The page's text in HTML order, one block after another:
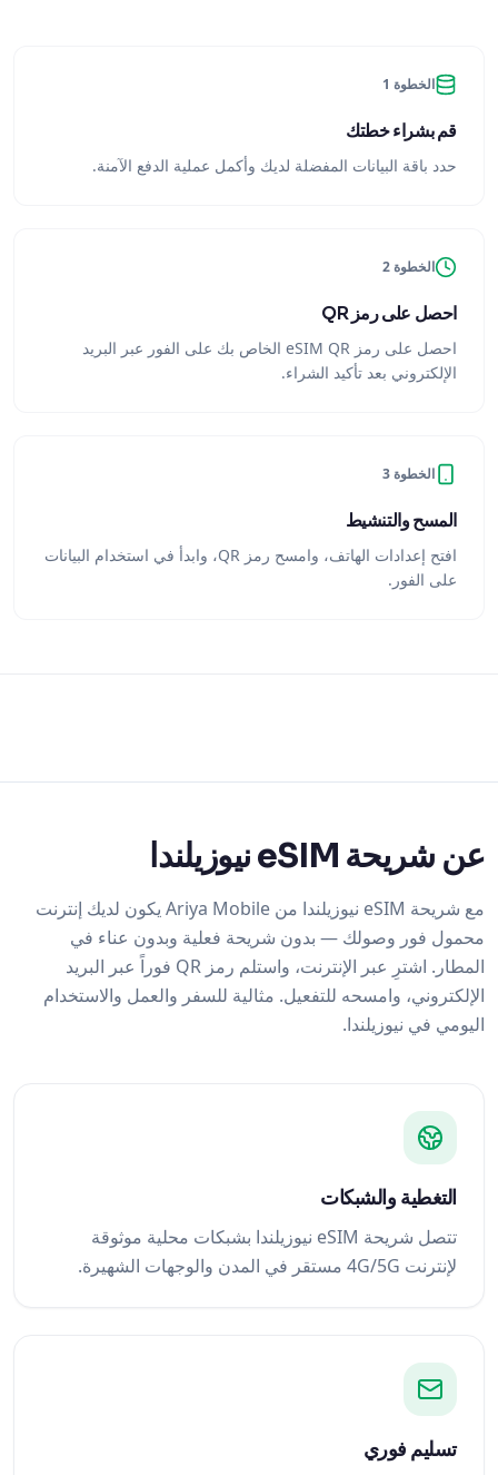
الخطوة 1
قم بشراء خطتك
حدد باقة البيانات المفضلة لديك وأكمل عملية الدفع الآمنة.
الخطوة 2
احصل على رمز QR
احصل على رمز eSIM QR الخاص بك على الفور عبر البريد
الإلكتروني بعد تأكيد الشراء.
الخطوة 3
المسح والتنشيط
افتح إعدادات الهاتف، وامسح رمز QR، وابدأ في استخدام البيانات
على الفور.
عن شريحة eSIM نيوزيلندا
مع شريحة eSIM نيوزيلندا من Ariya Mobile يكون لديك إنترنت
محمول فور وصولك — بدون شريحة فعلية وبدون عناء في
المطار. اشترِ عبر الإنترنت، واستلم رمز QR فوراً عبر البريد
الإلكتروني، وامسحه للتفعيل. مثالية للسفر والعمل والاستخدام
اليومي في نيوزيلندا.
التغطية والشبكات
تتصل شريحة eSIM نيوزيلندا بشبكات محلية موثوقة
لإنترنت 4G/5G مستقر في المدن والوجهات الشهيرة.
تسليم فوري